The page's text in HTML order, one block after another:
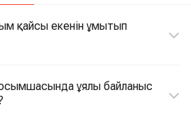
қайсы екенін ұмытып
ұялы байланыс